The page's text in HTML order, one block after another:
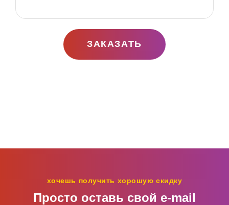
ЗАКАЗАТЬ
хочешь получить хорошую скидку
Просто оставь свой e‑mail